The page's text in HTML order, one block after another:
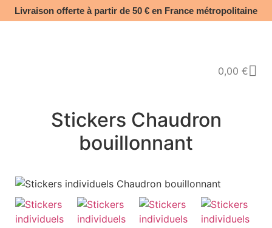
Livraison offerte à partir de 50 € en France métropolitaine​
0,00€
Stickers Chaudron
bouillonnant